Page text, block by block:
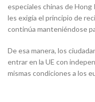
especiales chinas de Hong
les exigía el principio de
continúa manteniéndose
De esa manera, los
entrar en la UE con
mismas condiciones a los